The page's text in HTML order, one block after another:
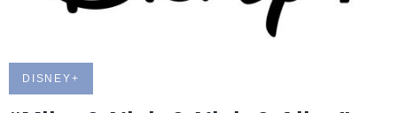
DISNEY+